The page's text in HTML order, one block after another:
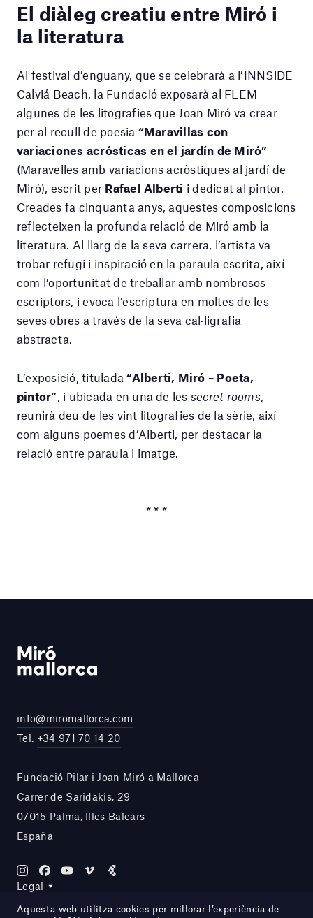
El diàleg creatiu entre Miró i
la literatura
Al festival d’enguany, que se celebrarà a l’INNSiDE
Calviá Beach, la Fundació exposarà al FLEM
algunes de les litografies que Joan Miró va crear
per al recull de poesia “Maravillas con
variaciones acrósticas en el jardín de Miró”
(Maravelles amb variacions acròstiques al jardí de
Miró), escrit per Rafael Alberti i dedicat al pintor.
Creades fa cinquanta anys, aquestes composicions
reflecteixen la profunda relació de Miró amb la
literatura. Al llarg de la seva carrera, l’artista va
trobar refugi i inspiració en la paraula escrita, així
com l’oportunitat de treballar amb nombrosos
escriptors, i evoca l’escriptura en moltes de les
seves obres a través de la seva cal·ligrafia
abstracta.
L’exposició, titulada“Alberti, Miró – Poeta,
pintor”, i ubicada en una de les secret rooms,
reunirà deu de les vint litografies de la sèrie, així
com alguns poemes d’Alberti, per destacar la
relació entre paraula i imatge.
* * *
info@miromallorca.com
Tel. +34 971 70 14 20
Fundació Pilar i Joan Miró a Mallorca
Carrer de Saridakis, 29
07015 Palma, Illes Balears
España
Legal
Aquesta web utilitza cookies per millorar l’experiència de